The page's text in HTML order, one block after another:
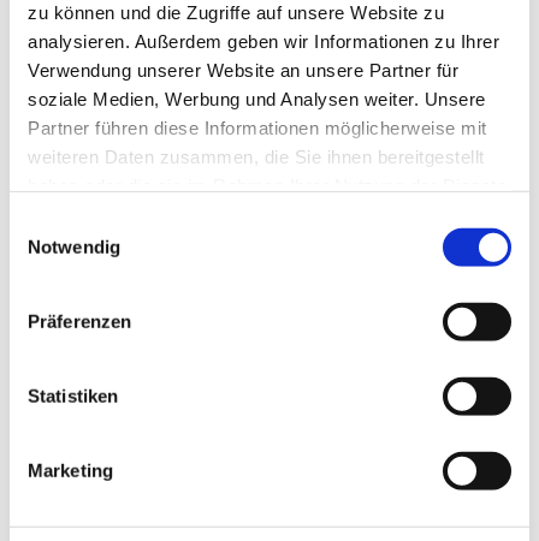
zu können und die Zugriffe auf unsere Website zu
analysieren. Außerdem geben wir Informationen zu Ihrer
Verwendung unserer Website an unsere Partner für
soziale Medien, Werbung und Analysen weiter. Unsere
Partner führen diese Informationen möglicherweise mit
weiteren Daten zusammen, die Sie ihnen bereitgestellt
Notwendig
Präferenzen
Statistiken
Marketing
Dies könnte Sie auch